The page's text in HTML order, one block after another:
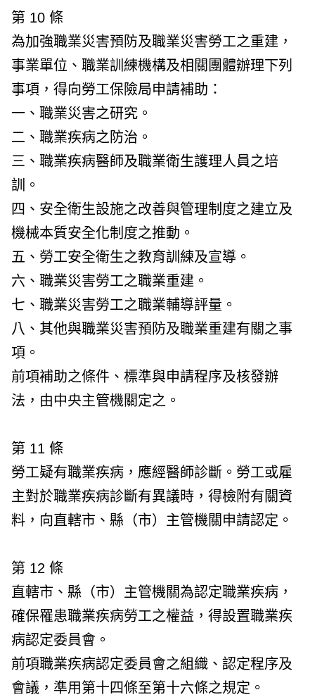
第 10 條
為加強職業災害預防及職業災害勞工之重建，
事業單位、職業訓練機構及相關團體辦理下列
事項，得向勞工保險局申請補助：
一、職業災害之研究。
二、職業疾病之防治。
三、職業疾病醫師及職業衛生護理人員之培
訓。
四、安全衛生設施之改善與管理制度之建立及
機械本質安全化制度之推動。
五、勞工安全衛生之教育訓練及宣導。
六、職業災害勞工之職業重建。
七、職業災害勞工之職業輔導評量。
八、其他與職業災害預防及職業重建有關之事
項。
前項補助之條件、標準與申請程序及核發辦
法，由中央主管機關定之。
第 11 條
勞工疑有職業疾病，應經醫師診斷。勞工或雇
主對於職業疾病診斷有異議時，得檢附有關資
料，向直轄市、縣（市）主管機關申請認定。
第 12 條
直轄市、縣（市）主管機關為認定職業疾病，
確保罹患職業疾病勞工之權益，得設置職業疾
病認定委員會。
前項職業疾病認定委員會之組織、認定程序及
會議，準用第十四條至第十六條之規定。